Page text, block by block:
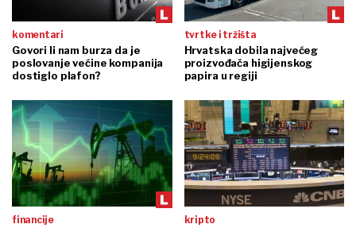
komentari
Govori li nam burza da je
poslovanje većine kompanija
dostiglo plafon?
tvrtke i tržišta
Hrvatska dobila najvećeg
proizvođača higijenskog
papira u regiji
financije kripto